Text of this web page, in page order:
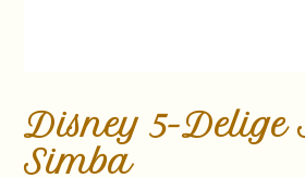
Disney 5-Delige
Simba